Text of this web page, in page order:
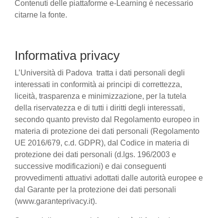
Contenuti delle piattaforme e-Learning è necessario
citarne la fonte.
Informativa privacy
L’Università di Padova tratta i dati personali degli
interessati in conformità ai principi di correttezza,
liceità, trasparenza e minimizzazione, per la tutela
della riservatezza e di tutti i diritti degli interessati,
secondo quanto previsto dal Regolamento europeo in
materia di protezione dei dati personali (Regolamento
UE 2016/679, c.d. GDPR), dal Codice in materia di
protezione dei dati personali (d.lgs. 196/2003 e
successive modificazioni) e dai conseguenti
provvedimenti attuativi adottati dalle autorità europee e
dal Garante per la protezione dei dati personali
(www.garanteprivacy.it).